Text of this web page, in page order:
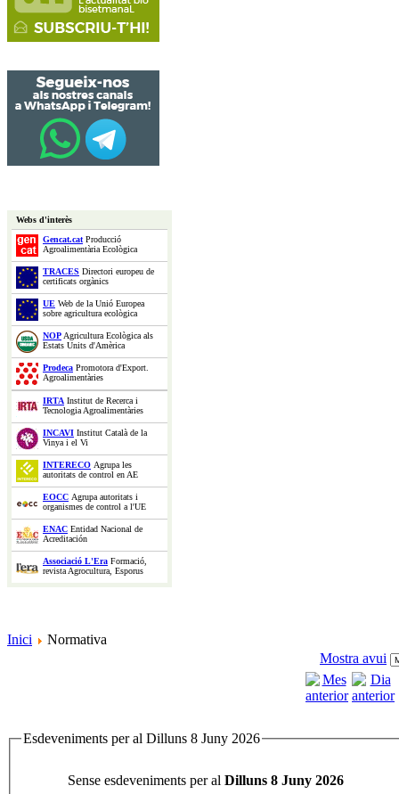
Webs d'interès
Gencat.catProducció
Agroalimentària Ecològica
TRACES Directori europeu de
certificats orgànics
UE Web de la Unió Europea
sobre agricultura ecològica
NOPAgricultura Ecològica als
Estats Units d'Amèrica
Prodeca Promotora d'Export.
Agroalimentàries
IRTA Institut de Recerca i
Tecnologia Agroalimentàries
INCAVI Institut Català de la
Vinya i el Vi
INTERECO Agrupa les
autoritats de control en AE
EOCC Agrupa autoritats i
organismes de control a l'UE
ENAC Entidad Nacional de
Acreditación
Associació L'Era Formació,
revista Agrocultura, Esporus
Inici
Normativa
Mostra avui
Esdeveniments per al Dilluns 8 Juny 2026
Sense esdeveniments per al Dilluns 8 Juny 2026